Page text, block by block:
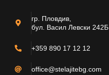
гр. Пловдив,
бул. Васил Левски 242Б
+359 890 17 12 12
office@stelajitebg.com